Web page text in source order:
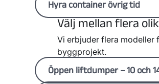
Containern levereras på
I priset ingår
en öppen liftdumper på
körning till och från din
Hyra container övrig tid
För att hyra container
Priset beror på
vilken typ av avfall du
hur länge du vill hyra
hur långt det är från
Välj mellan flera
Vi erbjuder flera modeller
byggprojekt.
Öppen liftdumper – 10 och